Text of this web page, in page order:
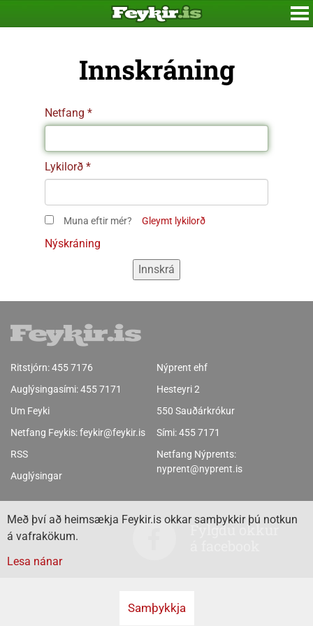
Innskráning
Netfang
Lykilorð
Muna eftir mér? Gleymt lykilorð
Nýskráning
Ritstjórn:455 7176
Auglýsingasími:455 7171
Um Feyki
Netfang Feykis:feykir@feykir.is
RSS
Auglýsingar
Nýprent ehf
Hesteyri 2
550 Sauðárkrókur
Sími:455 7171
Netfang Nýprents:
nyprent@nyprent.is
Fylgdu okkur
Með því að heimsækja Feykir.is okkar samþykkir þú notkun
á vafrakökum.
Lesa nánar
Samþykkja